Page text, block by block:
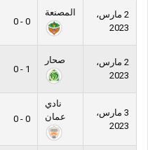
2 مارس،
2023
المصنعة
0 - 0
2 مارس،
2023
صحار
1 - 0
3 مارس،
2023
نادي
عمان
0 - 0